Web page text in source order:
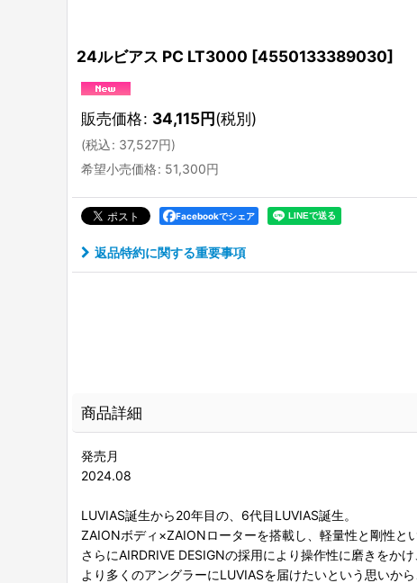
24ルビアス PC LT3000 [4550133389030]
販売価格: 34,115円(税別)
(税込: 37,527円)
希望小売価格: 51,300円
Facebookでシェア
返品特約に関する重要事項
商品詳細
発売月
2024.08
LUVIAS誕生から20年目の、6代目LUVIAS誕生。
ZAIONボディ×ZAIONローターを搭載し、軽量性と剛性と
さらにAIRDRIVE DESIGNの採用により操作性に磨きをか
より多くのアングラーにLUVIASを届けたいという思いか